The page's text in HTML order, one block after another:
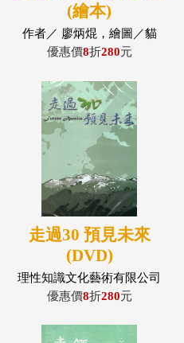
(繪本)
作者／ 廖炳焜，繪圖／貓
魚，曲唱／呂鍾伶
優惠價8折280元
走過30 預見未來
(DVD)
理性知識文化藝術有限公司
優惠價8折280元